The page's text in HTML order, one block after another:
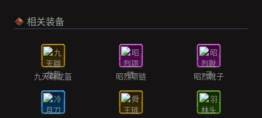
相关装备
九天翱龙盔 昭烈项链 昭烈靴子